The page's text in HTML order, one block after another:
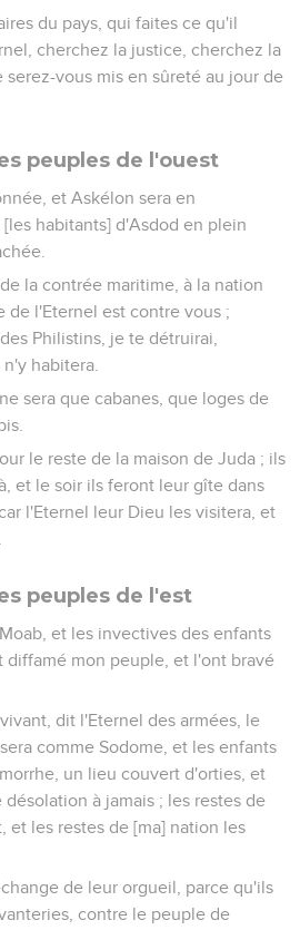
du pays, qui faites ce qu'il
cherchez la justice, cherchez la
vous mis en sûreté au jour de
peuples de l'ouest
et Askélon sera en
habitants] d'Asdod en plein
la contrée maritime, à la nation
de l'Eternel est contre vous ;
Philistins, je te détruirai,
habitera.
sera que cabanes, que loges de
le reste de la maison de Juda ; ils
et le soir ils feront leur gîte dans
l'Eternel leur Dieu les visitera, et
peuples de l'est
et les invectives des enfants
diffamé mon peuple, et l'ont bravé
dit l'Eternel des armées, le
comme Sodome, et les enfants
un lieu couvert d'orties, et
à jamais ; les restes de
et les restes de [ma] nation les
de leur orgueil, parce qu'ils
contre le peuple de